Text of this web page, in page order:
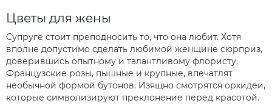
Цветы для жены
Супруге стоит преподносить то, что она любит. Хотя
вполне допустимо сделать любимой женщине сюрприз,
доверившись опытному и талантливому флористу.
Французские розы, пышные и крупные, впечатлят
необычной формой бутонов. Изящно смотрятся орхидеи,
которые символизируют преклонение перед красотой.